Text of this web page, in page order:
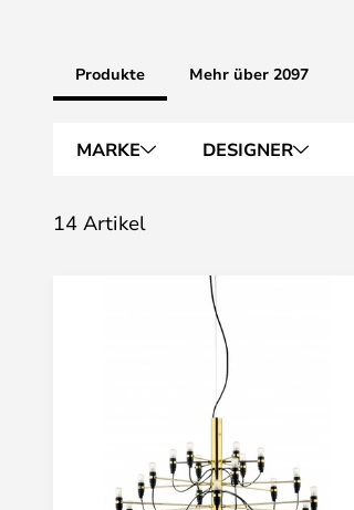
Produkte Mehr über 2097
MARKE DESIGNER
14 Artikel